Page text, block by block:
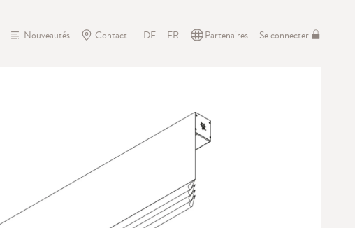
Nouveautés Contact DE FR Partenaires Se connecter